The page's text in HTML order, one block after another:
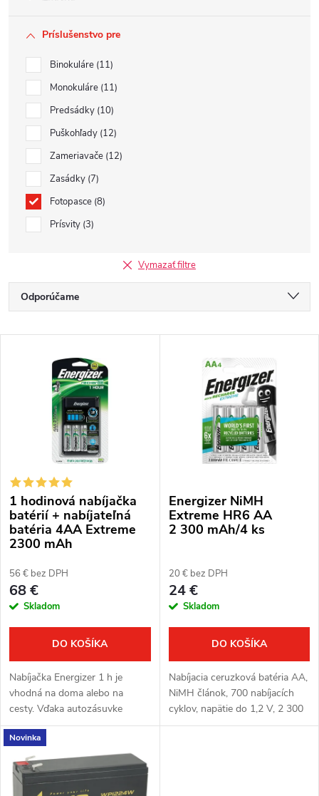
Príslušenstvo pre
Binokuláre 11
Monokuláre 11
Predsádky 10
Puškohľady 12
Zameriavače 12
Zasádky 7
Fotopasce 8
Prísvity 3
Vymazať filtre
R
a
e
p
r
o
d
k
t
o
v
Odporúčame
Najpredávanejšie
Abecedne
s
p
r
o
d
u
k
t
o
v
1 hodinová nabíjačka
batérií + nabíjateľná
batéria 4AA Extreme
2300 mAh
56 € bez DPH
68 €
Skladom
DO KOŠÍKA
Nabíjačka Energizer 1 h je
vhodná na doma alebo na
cesty. Vďaka autozásuvke
možno batérie dobíjať napríklad
aj v aute. LED indikuje aktuálny
stav akumulátorov. Vďaka...
Energizer NiMH
Extreme HR6 AA
2 300 mAh/4 ks
20 € bez DPH
24 €
Skladom
DO KOŠÍKA
Nabíjacia ceruzková batéria AA,
NiMH článok, 700 nabíjacích
cyklov, napätie do 1,2 V, 2 300
mAh, 4 ks v balení Vhodná pre
Novinka